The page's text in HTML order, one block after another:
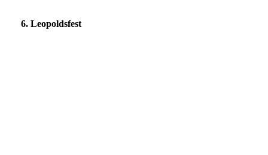
6. Leopoldsfest